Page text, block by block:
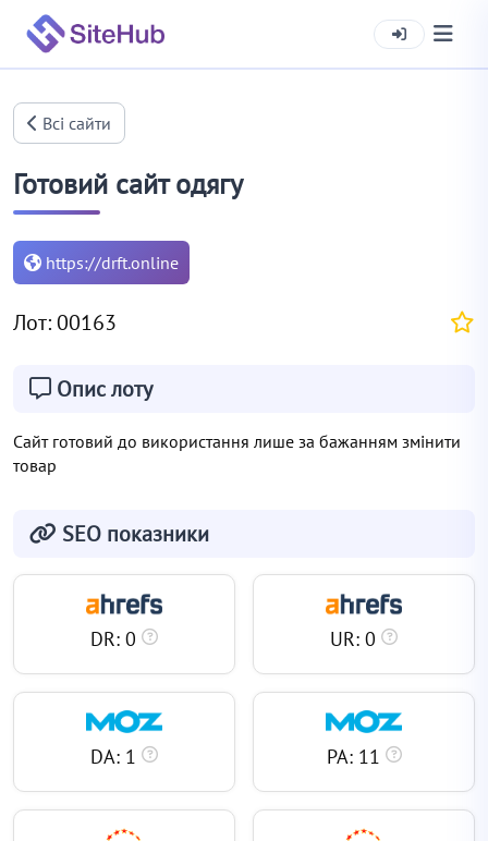
Всі сайти
Готовий сайт одягу
https://drft.online
Лот: 00163
Опис лоту
Сайт готовий до використання лише за бажанням змінити
товар
SEO показники
DR: 0 UR: 0
DA: 1 PA: 11